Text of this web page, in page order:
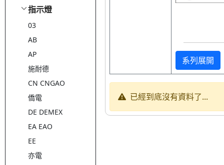
指示燈
03
AB
AP
施耐德
CN CNGAO
僑電
DE DEMEX
EA EAO
EE
亦電
系列展開
已經到底沒有資料了...